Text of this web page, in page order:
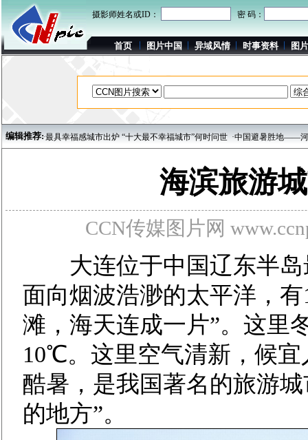
摄影师姓名或ID： 密 码：
首页 图片中国 异域风情 时事资料 图
编辑推荐:
片] ·最具幸福感城市出炉 “十大最不幸福城市”何时问世 ·中国避暑胜地——河北承
海滨旅游
CCN传媒图片网
大连位于中国辽东半岛
面向烟波浩渺的太平洋，
滩，海天连成一片”。这里
10℃。这里空气清新，候
酷暑，是我国著名的旅游
的地方”。